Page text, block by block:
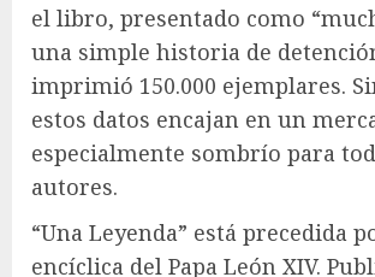
el libro, presentado como
una simple historia de
imprimió 150.000 ejemplares.
estos datos encajan en un
especialmente sombrío para
autores.
“Una Leyenda” está precedida
encíclica del Papa León XIV.